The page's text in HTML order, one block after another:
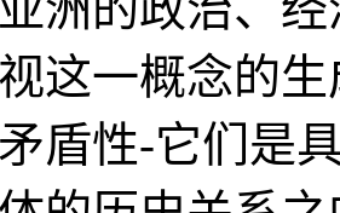
这一概念的
盾性-它们是